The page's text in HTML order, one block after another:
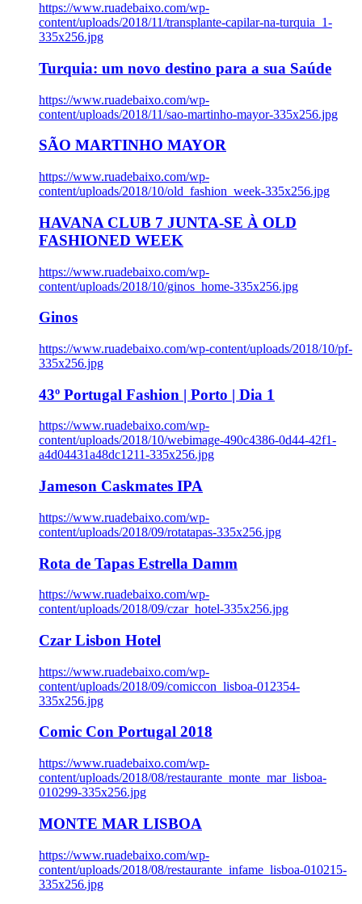
https://www.ruadebaixo.com/wp-
content/uploads/2018/11/transplante-capilar-na-turquia_1-
335x256.jpg
Turquia: um novo destino para a sua Saúde
https://www.ruadebaixo.com/wp-
content/uploads/2018/11/sao-martinho-mayor-335x256.jpg
SÃO MARTINHO MAYOR
https://www.ruadebaixo.com/wp-
content/uploads/2018/10/old_fashion_week-335x256.jpg
HAVANA CLUB 7 JUNTA-SE À OLD
FASHIONED WEEK
https://www.ruadebaixo.com/wp-
content/uploads/2018/10/ginos_home-335x256.jpg
Ginos
https://www.ruadebaixo.com/wp-content/uploads/2018/10/pf-
335x256.jpg
43º Portugal Fashion | Porto | Dia 1
https://www.ruadebaixo.com/wp-
content/uploads/2018/10/webimage-490c4386-0d44-42f1-
a4d04431a48dc1211-335x256.jpg
Jameson Caskmates IPA
https://www.ruadebaixo.com/wp-
content/uploads/2018/09/rotatapas-335x256.jpg
Rota de Tapas Estrella Damm
https://www.ruadebaixo.com/wp-
content/uploads/2018/09/czar_hotel-335x256.jpg
Czar Lisbon Hotel
https://www.ruadebaixo.com/wp-
content/uploads/2018/09/comiccon_lisboa-012354-
335x256.jpg
Comic Con Portugal 2018
https://www.ruadebaixo.com/wp-
content/uploads/2018/08/restaurante_monte_mar_lisboa-
010299-335x256.jpg
MONTE MAR LISBOA
https://www.ruadebaixo.com/wp-
content/uploads/2018/08/restaurante_infame_lisboa-010215-
335x256.jpg